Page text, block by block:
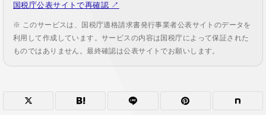
国税庁公表サイトで再確認 ↗
※ このサービスは、国税庁適格請求書発行事業者公表サイトのデータを
利用して作成しています。サービスの内容は国税庁によって保証された
ものではありません。最終確認は公表サイトでお願いします。